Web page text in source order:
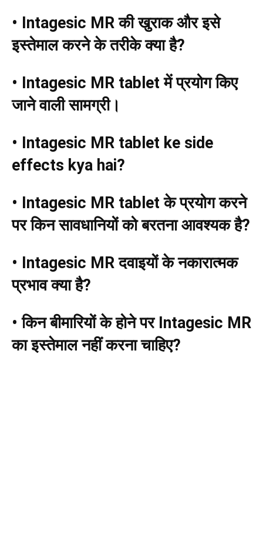
• Intagesic MRकी खुराक और इसे
इस्तेमाल करने के तरीके क्या है?
• Intagesic MR tabletमें प्रयोग किए
जाने वाली सामग्री।
• Intagesic MR tablet ke side
effects kya hai?
• Intagesic MR tabletके प्रयोग करने
पर किन सावधानियों को बरतना आवश्यक है?
• Intagesic MRदवाइयों के नकारात्मक
प्रभाव क्या है?
•किन बीमारियों के होने पर Intagesic MR
का इस्तेमाल नहीं करना चाहिए?